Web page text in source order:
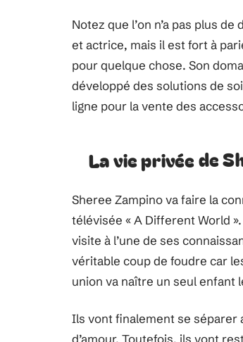
Notez que l’on n’a pas plus
et actrice, mais il est fort à
pour quelque chose. Son
développé des solutions de
ligne pour la vente des
La vie privée de
Sheree Zampino va faire la
télévisée « A Different World
visite à l’une de ses
véritable coup de foudre car
union va naître un seul enfant
Ils vont finalement se séparer
d’amour. Toutefois, ils vont